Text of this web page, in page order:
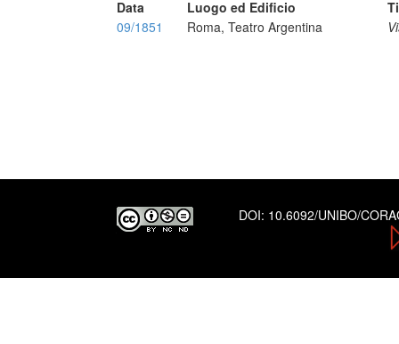
Data Luogo ed Edificio
09/1851
Roma, Teatro Argentina
DOI: 10.6092/UNIBO/